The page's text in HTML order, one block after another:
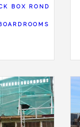
BOX ROND